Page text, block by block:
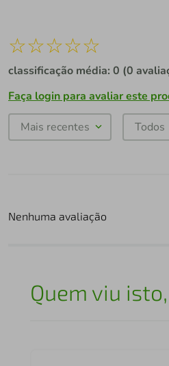
☆☆☆☆☆
classificação média: 0 (0
Faça login para avaliar este
Mais recentes Todos
Nenhuma avaliação
Quem viu